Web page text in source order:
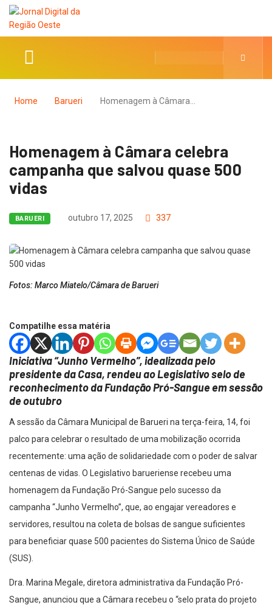
Home Barueri Homenagem à Câmara…
Homenagem à Câmara celebra
campanha que salvou quase 500
vidas
BARUERI outubro 17, 2025 337
Fotos: Marco Miatelo/Câmara de Barueri
Compatilhe essa matéria
Iniciativa “Junho Vermelho”, idealizada pelo
presidente da Casa, rendeu ao Legislativo selo de
reconhecimento da Fundação Pró-Sangue em sessão
de outubro
A sessão da Câmara Municipal de Barueri na terça-feira, 14, foi
palco para celebrar o resultado de uma mobilização ocorrida
recentemente: uma ação de solidariedade com o poder de salvar
centenas de vidas. O Legislativo barueriense recebeu uma
homenagem da Fundação Pró-Sangue pelo sucesso da
campanha “Junho Vermelho”, que, ao engajar vereadores e
servidores, resultou na coleta de bolsas de sangue suficientes
para beneficiar quase 500 pacientes do Sistema Único de Saúde
(SUS).
Dra. Marina Megale, diretora administrativa da Fundação Pró-
Sangue, anunciou que a Câmara recebeu o “selo prata do projeto